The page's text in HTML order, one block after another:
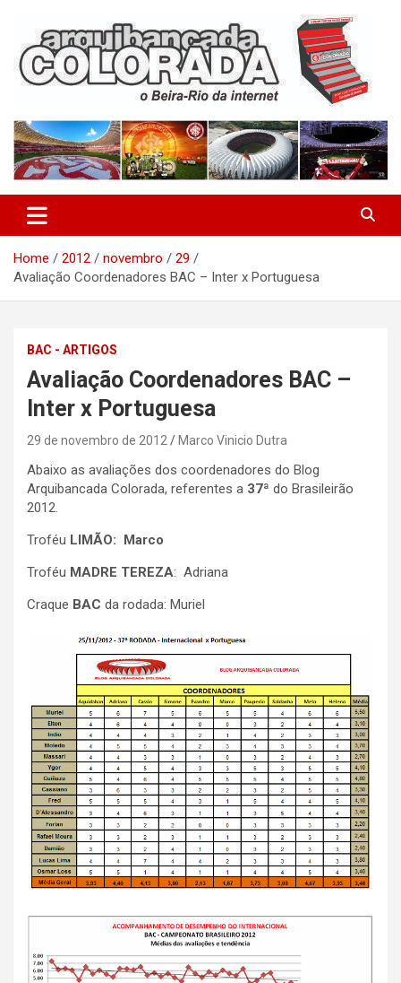
content
Arquibancada Colorada
Home 2012 novembro
29
Avaliação Coordenadores BAC – Inter x Portuguesa
BAC - ARTIGOS
Avaliação Coordenadores BAC –
Inter x Portuguesa
29 de novembro de 2012 Marco Vinicio Dutra
Abaixo as avaliações dos coordenadores do Blog
Arquibancada Colorada, referentes a 37ª do Brasileirão
2012.
Troféu LIMÃO: Marco
Troféu MADRE TEREZA: Adriana
Craque BAC da rodada: Muriel